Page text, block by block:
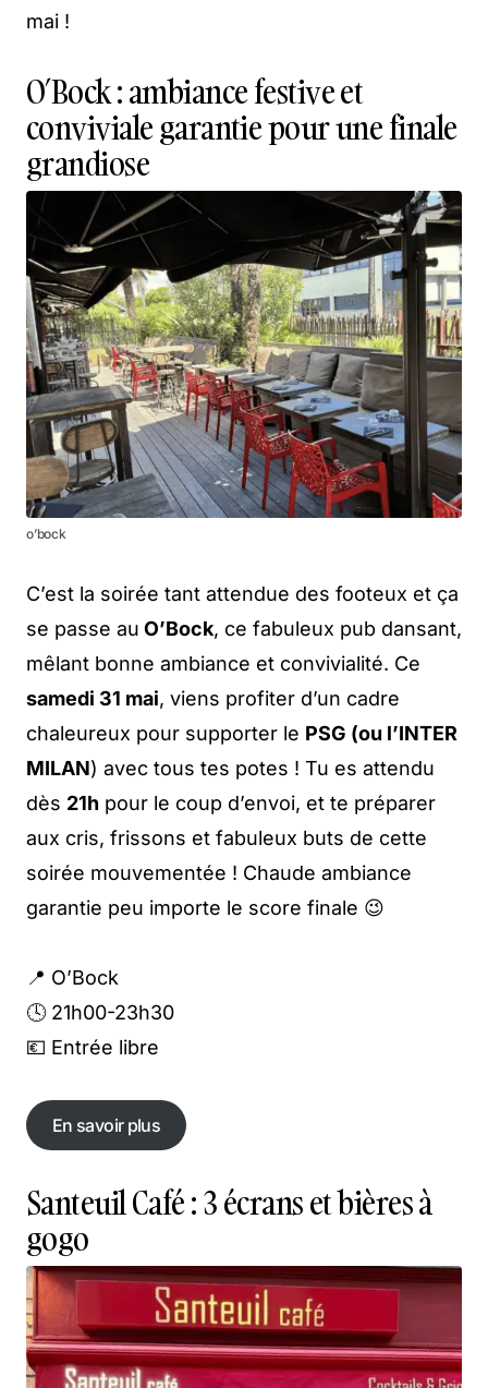
mai !
O’Bock : ambiance festive et
conviviale garantie pour une finale
grandiose
o’bock
C’est la soirée tant attendue des footeux et ça
se passe au O’Bock, ce fabuleux pub dansant,
mêlant bonne ambiance et convivialité. Ce
samedi 31 mai, viens profiter d’un cadre
chaleureux pour supporter le PSG (ou l’INTER
MILAN) avec tous tes potes ! Tu es attendu
dès 21h pour le coup d’envoi, et te préparer
aux cris, frissons et fabuleux buts de cette
soirée mouvementée ! Chaude ambiance
garantie peu importe le score finale 😉
📍 O’Bock
🕓 21h00-23h30
💶 Entrée libre
En savoir plus
En savoir plus
Santeuil Café : 3 écrans et bières à
gogo